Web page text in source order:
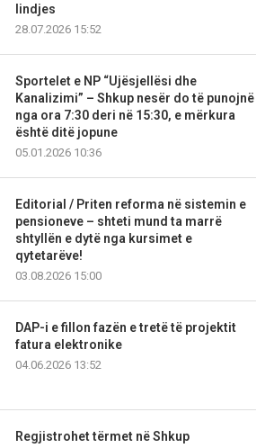
lindjes
28.07.2026 15:52
Sportelet e NP “Ujësjellësi dhe
Kanalizimi” – Shkup nesër do të punojnë
nga ora 7:30 deri në 15:30, e mërkura
është ditë jopune
05.01.2026 10:36
Editorial / Priten reforma në sistemin e
pensioneve – shteti mund ta marrë
shtyllën e dytë nga kursimet e
qytetarëve!
03.08.2026 15:00
DAP-i e fillon fazën e tretë të projektit
fatura elektronike
04.06.2026 13:52
Regjistrohet tërmet në Shkup